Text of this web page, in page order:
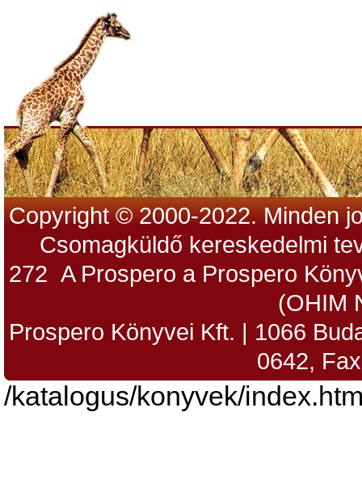
Copyright © 2000-2022. Minden
Csomagküldő kereskedelmi
272 A Prospero a Prospero
(OHIM
Prospero Könyvei Kft. | 1066
0642,
/katalogus/konyvek/